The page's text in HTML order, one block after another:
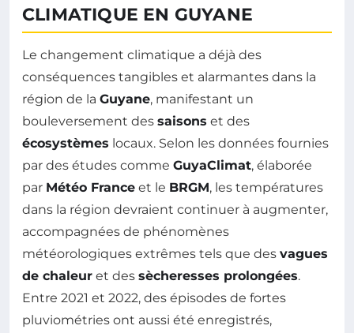
CLIMATIQUE EN GUYANE
Le changement climatique a déjà des
conséquences tangibles et alarmantes dans la
région de la Guyane, manifestant un
bouleversement des saisons et des
écosystèmes locaux. Selon les données fournies
par des études comme GuyaClimat, élaborée
par Météo France et le BRGM, les températures
dans la région devraient continuer à augmenter,
accompagnées de phénomènes
météorologiques extrêmes tels que des vagues
de chaleur et des sècheresses prolongées.
Entre 2021 et 2022, des épisodes de fortes
pluviométries ont aussi été enregistrés,